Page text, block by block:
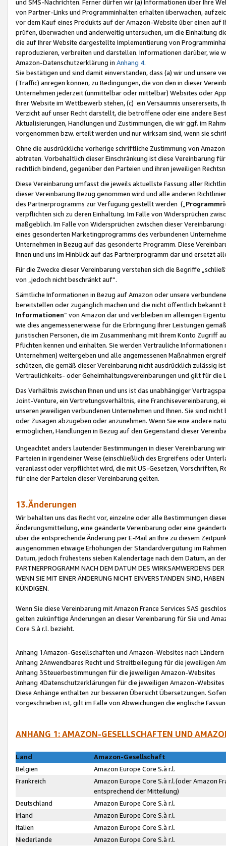
und SMS-Nachrichten. Ferner dürfen wir (a) Informationen über Ihre
von Partner-Links und Programminhalten erhalten überwachen,
vor dem Kauf eines Produkts auf der Amazon-Website über einen
prüfen, überwachen und anderweitig untersuchen, um die Einhaltung
die auf Ihrer Website dargestellte Implementierung von
reproduzieren, verbreiten und darstellen. Informationen darüber, wie
Amazon-Datenschutzerklärung in Anhang 4.
Sie bestätigen und sind damit einverstanden, dass (a) wir und
(Traffic) anregen können, zu Bedingungen, die von den in dieser
Unternehmen jederzeit (unmittelbar oder mittelbar) Websites oder
Ihrer Website im Wettbewerb stehen, (c) ein Versäumnis unsererseits,
Verzicht auf unser Recht darstellt, die betroffene oder eine andere
Aktualisierungen, Handlungen und Zustimmungen, die wir ggf. im
vorgenommen bzw. erteilt werden und nur wirksam sind, wenn sie
Ohne die ausdrückliche vorherige schriftliche Zustimmung von
abtreten. Vorbehaltlich dieser Einschränkung ist diese Vereinbarung
rechtlich bindend, gegenüber den Parteien und ihren jeweiligen
Diese Vereinbarung umfasst die jeweils aktuellste Fassung aller
dieser Vereinbarung Bezug genommen wird und alle anderen
des Partnerprogramms zur Verfügung gestellt werden („
verpflichten sich zu deren Einhaltung. Im Falle von Widersprüchen
maßgeblich. Im Falle von Widersprüchen zwischen dieser
eines gesonderten Marketingprogramms des verbundenen
Unternehmen in Bezug auf das gesonderte Programm. Diese
Ihnen und uns im Hinblick auf das Partnerprogramm dar und ersetzt
Für die Zwecke dieser Vereinbarung verstehen sich die Begriffe
von „jedoch nicht beschränkt auf“.
Sämtliche Informationen in Bezug auf Amazon oder unsere
bereitstellen oder zugänglich machen und die nicht öffentlich
Informationen“ von Amazon dar und verbleiben im alleinigen
wie dies angemessenerweise für die Erbringung Ihrer Leistungen
juristischen Personen, die im Zusammenhang mit Ihrem Konto
Pflichten kennen und einhalten. Sie werden Vertrauliche
Unternehmen) weitergeben und alle angemessenen Maßnahmen
schützen, die gemäß dieser Vereinbarung nicht ausdrücklich zulässig
Vertraulichkeits- oder Geheimhaltungsvereinbarungen und gilt für die
Das Verhältnis zwischen Ihnen und uns ist das unabhängiger
Joint-Venture, ein Vertretungsverhältnis, eine Franchisevereinbarung,
unseren jeweiligen verbundenen Unternehmen und Ihnen. Sie sind
oder Zusagen abzugeben oder anzunehmen. Wenn Sie eine andere
ermöglichen, Handlungen in Bezug auf den Gegenstand dieser
Ungeachtet anders lautender Bestimmungen in dieser Vereinbarung
Parteien in irgendeiner Weise (einschließlich des Ergreifens oder
veranlasst oder verpflichtet wird, die mit US-Gesetzen, Vorschriften,
für eine der Parteien dieser Vereinbarung gelten.
13.Änderungen
Wir behalten uns das Recht vor, einzelne oder alle Bestimmungen
Änderungsmitteilung, eine geänderte Vereinbarung oder eine
über die entsprechende Änderung per E-Mail an Ihre zu diesem
ausgenommen etwaige Erhöhungen der Standardvergütung im
Datum, jedoch frühestens sieben Kalendertage nach dem Datum, an
PARTNERPROGRAMM NACH DEM DATUM DES WIRKSAMWERDENS
WENN SIE MIT EINER ÄNDERUNG NICHT EINVERSTANDEN SIND,
KÜNDIGEN.
Wenn Sie diese Vereinbarung mit Amazon France Services SAS
gelten zukünftige Änderungen an dieser Vereinbarung für Sie und
Core S.à r.l. bezieht.
Anhang 1Amazon-Gesellschaften und Amazon-Websites nach Ländern
Anhang 2Anwendbares Recht und Streitbeilegung für die jeweiligen
Anhang 3Steuerbestimmungen für die jeweiligen Amazon-Websites
Anhang 4Datenschutzerklärungen für die jeweiligen Amazon-Websites
Diese Anhänge enthalten zur besseren Übersicht Übersetzungen.
vorgeschrieben ist, gilt im Falle von Abweichungen die englische
ANHANG 1: AMAZON-GESELLSCHAFTEN UND
Land
Amazon-Gesellschaft
Belgien
Amazon Europe Core S.à r.l.
Frankreich
Amazon Europe Core S.à r.l.(oder Amazon
entsprechend der Mitteilung)
Deutschland
Amazon Europe Core S.à r.l.
Irland
Amazon Europe Core S.à r.l.
Italien
Amazon Europe Core S.à r.l.
Niederlande
Amazon Europe Core S.à r.l.